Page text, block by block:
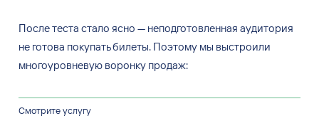
После теста стало ясно — неподготовленная аудитория
не готова покупать билеты. Поэтому мы выстроили
многоуровневую воронку продаж:
Смотрите услугу